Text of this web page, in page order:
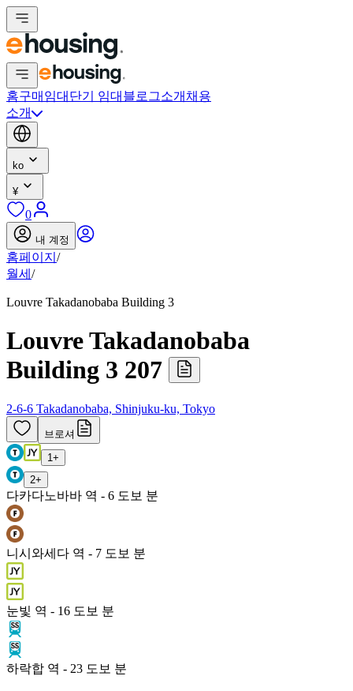
홈구매 임대 단기 임대 블로그소개 채용
소개
ko
¥
0
내 계정
홈페이지 /
월세 /
Louvre Takadanobaba Building 3
Louvre Takadanobaba
Building 3 207
2-6-6 Takadanobaba, Shinjuku-ku, Tokyo
브로셔
1 +
2+
다카다노바바 역 - 6 도보 분
니시와세다 역 - 7 도보 분
눈빛 역 - 16 도보 분
하락합 역 - 23 도보 분